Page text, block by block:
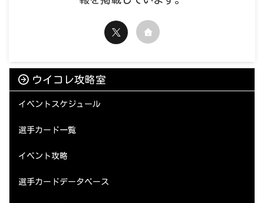
ウイコレ攻略室
イベントスケジュール
選手カード一覧
イベント攻略
選手カードデータベース